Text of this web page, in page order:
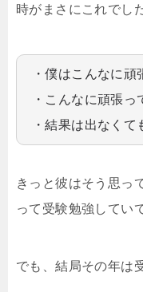
時がまさにこれでし
・僕はこんなに頑
・こんなに頑張
・結果は出なく
きっと彼はそう思っ
って受験勉強してい
でも、結局その年は